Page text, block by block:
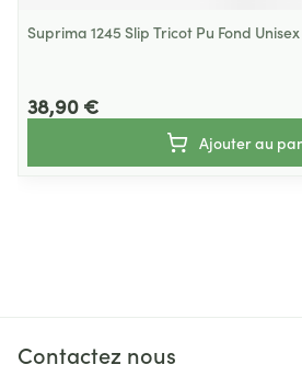
Suprima 1245 Slip Tricot Pu Fond
38,90 €
Ajouter au
Contactez nous